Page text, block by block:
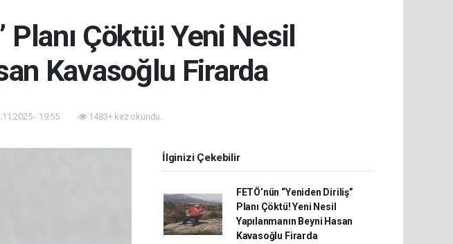
Planı Çöktü! Yeni Nesil
Kavasoğlu Firarda
- 19:55 1483+ kez okundu.
İlginizi Çekebilir
FETÖ’nün “Yeniden Diriliş”
Planı Çöktü! Yeni Nesil
Yapılanmanın Beyni Hasan
Kavasoğlu Firarda